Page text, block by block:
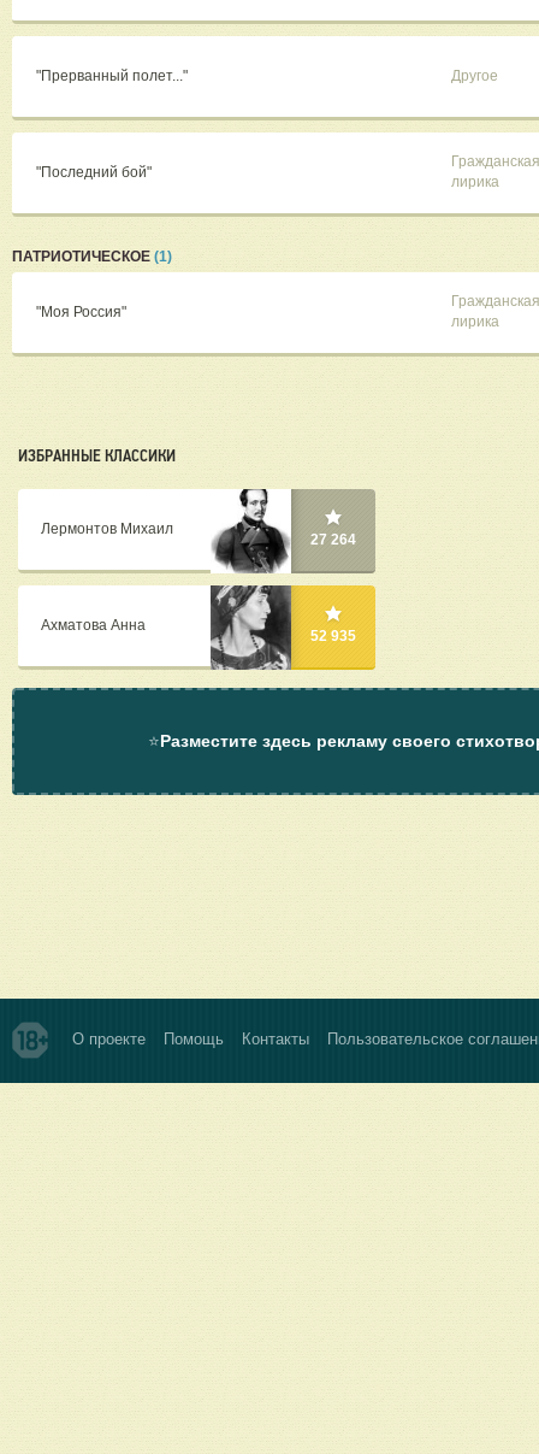
"Прерванный полет..." Другое
"Последний бой"
Гражданская
лирика
ПАТРИОТИЧЕСКОЕ (1)
"Моя Россия"
Гражданская
лирика
ИЗБРАННЫЕ КЛАССИКИ
Лермонтов Михаил
27 264
Ахматова Анна
52 935
⭐Разместите здесь рекламу своего
О проекте Помощь Контакты Пользовательское